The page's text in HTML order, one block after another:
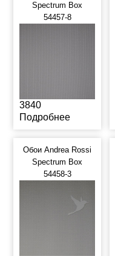
Spectrum Box
54457-8
3840
Подробнее
Обои Andrea Rossi
Spectrum Box
54458-3